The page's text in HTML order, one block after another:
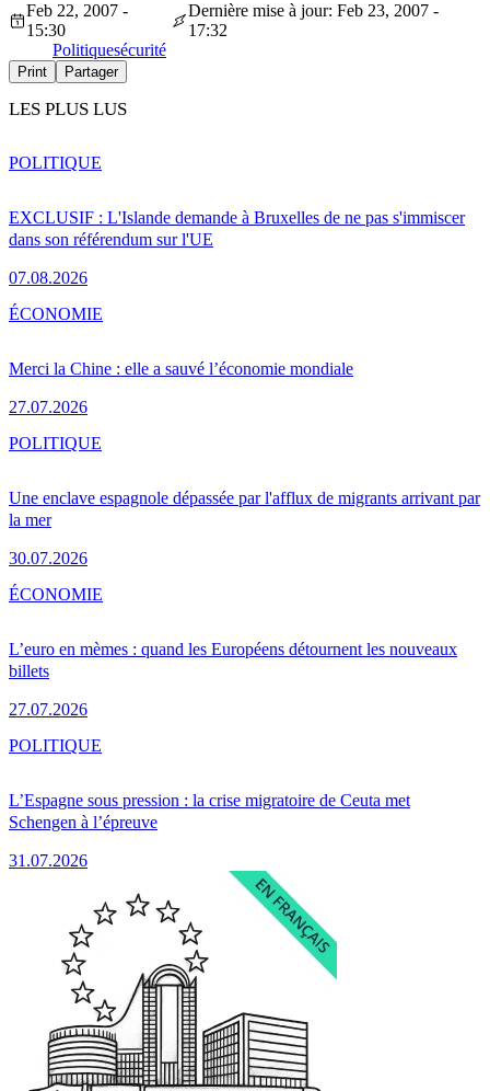
Feb 22, 2007 -
15:30
Dernière mise à jour: Feb 23, 2007 -
17:32
Politiquesécurité
Print Partager
LES PLUS LUS
EXCLUSIF : L'Islande demande à Bruxelles de ne pas s'immiscer
dans son référendum sur l'UE
07.08.2026
POLITIQUE
Merci la Chine : elle a sauvé l’économie mondiale
27.07.2026
ÉCONOMIE
Une enclave espagnole dépassée par l'afflux de migrants arrivant par
la mer
30.07.2026
POLITIQUE
L’euro en mèmes : quand les Européens détournent les nouveaux
billets
27.07.2026
ÉCONOMIE
L’Espagne sous pression : la crise migratoire de Ceuta met
Schengen à l’épreuve
31.07.2026
POLITIQUE